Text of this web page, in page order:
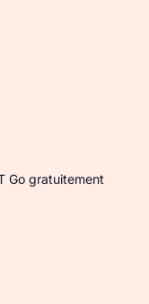
Go gratuitement